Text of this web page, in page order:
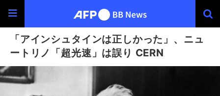
「アインシュタインは正しかった」、ニュ
ートリノ「超光速」は誤り CERN